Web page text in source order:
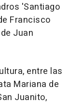
'Santiago
Francisco
Juan
entre las
Mariana de
Juanito,